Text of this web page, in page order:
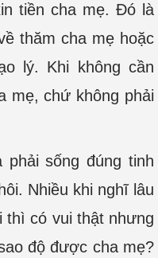
tiền cha mẹ. Đó là
thăm cha mẹ hoặc
lý. Khi không cần
mẹ, chứ không phải
sống đúng tinh
Nhiều khi nghĩ lâu
thì có vui thật nhưng
độ được cha mẹ?